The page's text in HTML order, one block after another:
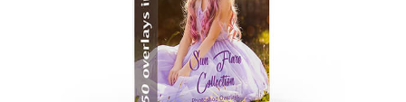
Large 6000*4000px
Ücretsiz indirin